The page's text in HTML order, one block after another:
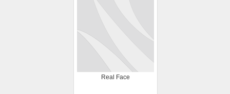
Real Face